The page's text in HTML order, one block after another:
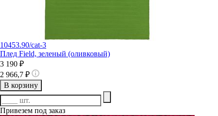
10453.90/cat-3
Плед Field, зеленый (оливковый)
3 190 ₽
2 966,7 ₽
В корзину
Привезем под заказ